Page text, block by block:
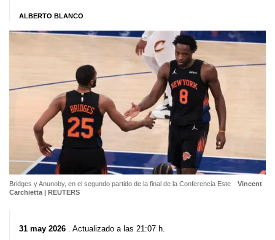
ALBERTO BLANCO
Bridges y Anunoby, en el segundo partido de la final de la Conferencia Este
Vincent
Carchietta | REUTERS
31 may 2026 . Actualizado a las 21:07 h.